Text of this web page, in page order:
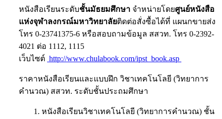
หนังสือเรียนระดับชั้นมัธยมศึกษา จำหน่ายโดยศูนย์หนังสือ
แห่งจุฬาลงกรณ์มหาวิทยาลัยติดต่อสั่งซื้อได้ที่ แผนกขายส่ง
โทร 0-23741375-6 หรือสอบถามข้อมูล สสวท. โทร 0-2392-
4021 ต่อ 1112, 1115
เว็บไซต์ http://www.chulabook.com/ipst_book.asp
ราคาหนังสือเรียนและแบบฝึก วิชาเทคโนโลยี (วิทยาการ
คำนวณ) สสวท. ระดับชั้นประถมศึกษา
1. หนังสือเรียนวิชาเทคโนโลยี (วิทยาการคำนวณ) ชั้น